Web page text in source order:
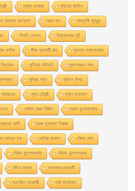
সম্বাদ রসরাজ সাইয়েদ জামিল
আহসান কল্লোল সায়ন দাস সায়ন্তনী পূততুন্ড
সিডনি শেলডন সিনক্লেয়ার লুই
কাদির সীমা ব্যানার্জী-রায় সুকান্ত গঙ্গোপাধ্যায়
সুচিত্রা ভট্টাচার্য সুধাংশরঞ্জন ঘোষ
সুপ্রিয় সাহা সুবিমল মিশ্র
সুমন চৌধুরী সুসান অ্যাশলে
সেলিম রেজা নিউটন সৈকত মুখোপাধ্যায়
মুজতবা আলী সৈয়দ মুস্তাফা সিরাজ
শামসুল হক সোনিয়া কামাল সৌম্য ঘােষ
সৌরভ মুখােপাধ্যায় সৌরভ মুখোপাধ্যায়
স্টিগ লারসন স্বপ্নময় চক্রবর্তী
স্মরণজিৎ চক্রবর্তী স্যাঁ সাফোয়াত